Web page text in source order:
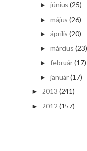
► június (25)
► május (26)
► április (20)
► március (23)
► február(17)
► január(17)
► 2013 (241)
► 2012 (157)